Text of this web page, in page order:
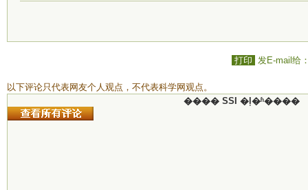
打印 发E-mail给
以下评论只代表网友个人观点，不代表科学网观点。
���� SSI �ļ�ʱ����